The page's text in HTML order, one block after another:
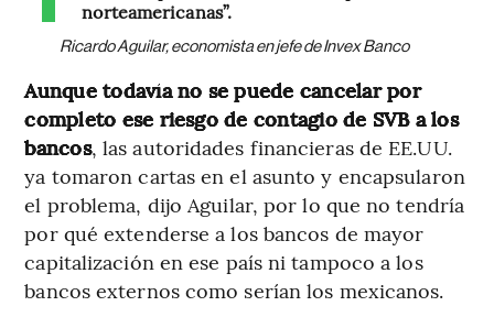
norteamericanas”.
Ricardo Aguilar, economista en jefe de Invex Banco
Aunque todavía no se puede cancelar por
completo ese riesgo de contagio de SVB a los
bancos, las autoridades financieras de EE.UU.
ya tomaron cartas en el asunto y encapsularon
el problema, dijo Aguilar, por lo que no tendría
por qué extenderse a los bancos de mayor
capitalización en ese país ni tampoco a los
bancos externos como serían los mexicanos.